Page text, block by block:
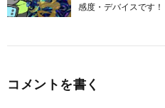
感度・デバイスです
コメントを書く